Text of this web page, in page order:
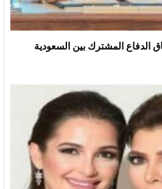
الدفاع المشترك بين السعودية